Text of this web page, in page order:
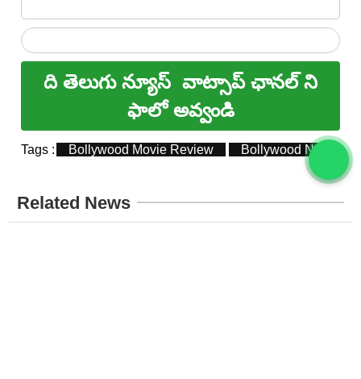
ది తెలుగు న్యూస్ వాట్సాప్ ఛానల్ ని
ఫాలో అవ్వండి
Tags : Bollywood Movie Review Bollywood News
Related News